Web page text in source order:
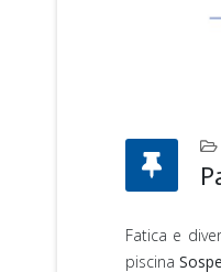
Fatica e
piscina